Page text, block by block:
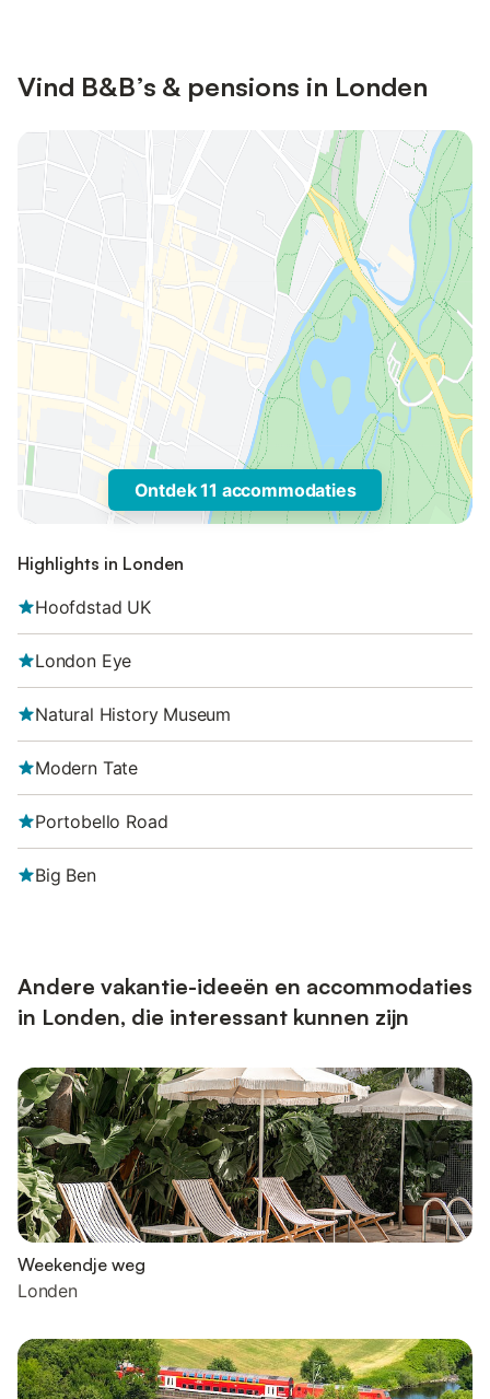
Vind B&B’s & pensions in Londen
Ontdek 11 accommodaties
Highlights in Londen
Hoofdstad UK
London Eye
Natural History Museum
Modern Tate
Portobello Road
Big Ben
Andere vakantie-ideeën en accommodaties
in Londen, die interessant kunnen zijn
Weekendje weg
Londen